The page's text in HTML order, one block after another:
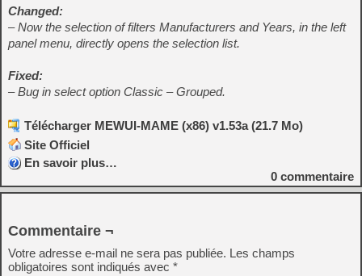
Changed:
– Now the selection of filters Manufacturers and Years, in the left
panel menu, directly opens the selection list.
Fixed:
– Bug in select option Classic – Grouped.
Télécharger MEWUI-MAME (x86) v1.53a (21.7 Mo)
Site Officiel
En savoir plus…
0 commentaire
Commentaire ¬
Votre adresse e-mail ne sera pas publiée. Les champs
obligatoires sont indiqués avec *